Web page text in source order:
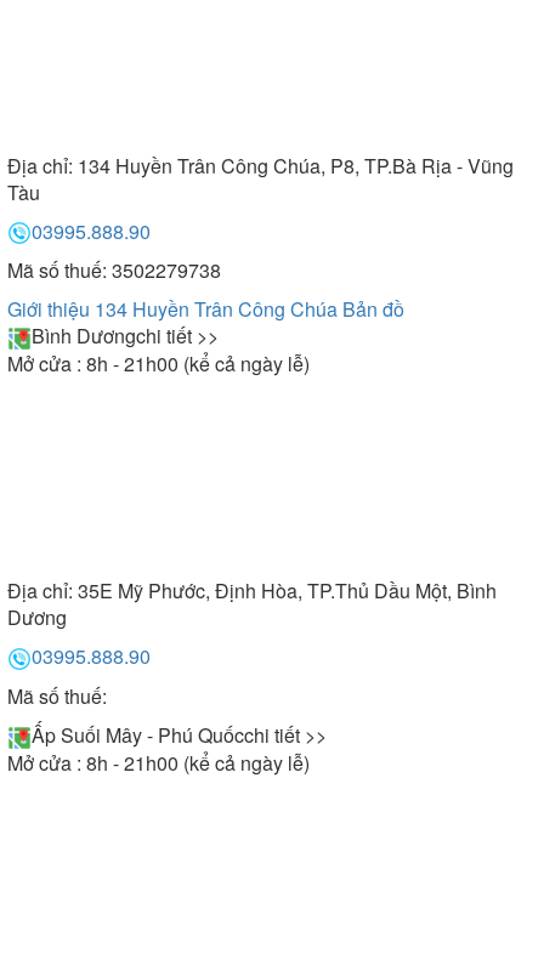
Địa chỉ: 134 Huyền Trân Công Chúa, P8, TP.Bà Rịa - Vũng
Tàu
03995.888.90
Mã số thuế: 3502279738
Giới thiệu 134 Huyền Trân Công Chúa Bản đồ
Bình Dươngchi tiết >>
Mở cửa : 8h - 21h00 (kể cả ngày lễ)
Địa chỉ: 35E Mỹ Phước, Định Hòa, TP.Thủ Dầu Một, Bình
Dương
03995.888.90
Mã số thuế:
Ấp Suối Mây - Phú Quốcchi tiết >>
Mở cửa : 8h - 21h00 (kể cả ngày lễ)